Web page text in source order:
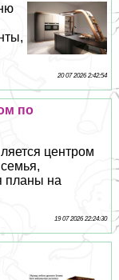
20 07 2026 2:42:54
по
центром
планы на
19 07 2026 22:24:30